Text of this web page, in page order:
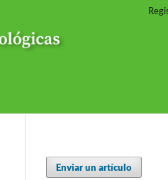
Enviar un artículo